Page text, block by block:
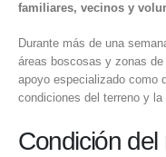
familiares, vecinos y
Durante más de una
áreas boscosas y zonas
apoyo especializado como
condiciones del terreno y la
Condición